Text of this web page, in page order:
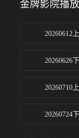
金牌影院播
20260612上
20260626下
20260710上
20260724下